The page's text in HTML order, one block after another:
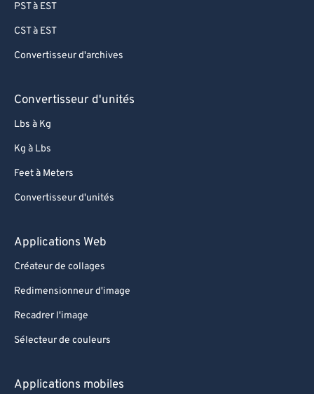
PST à EST
CST à EST
Convertisseur d'archives
Convertisseur d'unités
Lbs à Kg
Kg à Lbs
Feet à Meters
Convertisseur d'unités
Applications Web
Créateur de collages
Redimensionneur d'image
Recadrer l'image
Sélecteur de couleurs
Applications mobiles